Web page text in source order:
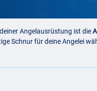
Angelausrüstung ist die
Schnur für deine Angelei
fast alle Arten der Angelei,